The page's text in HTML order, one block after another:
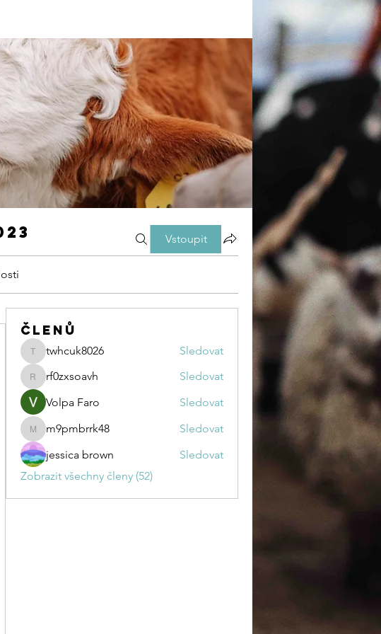
Vstoupit
členů
twhcuk8026
twhcuk8026 Sledovat
rf0zxsoavh
rf0zxsoavh
Sledovat
Volpa Faro
Sledovat
m9pmbrrk48
m9pmbrrk48
Sledovat
jessica brown
Sledovat
Zobrazit všechny členy (52)